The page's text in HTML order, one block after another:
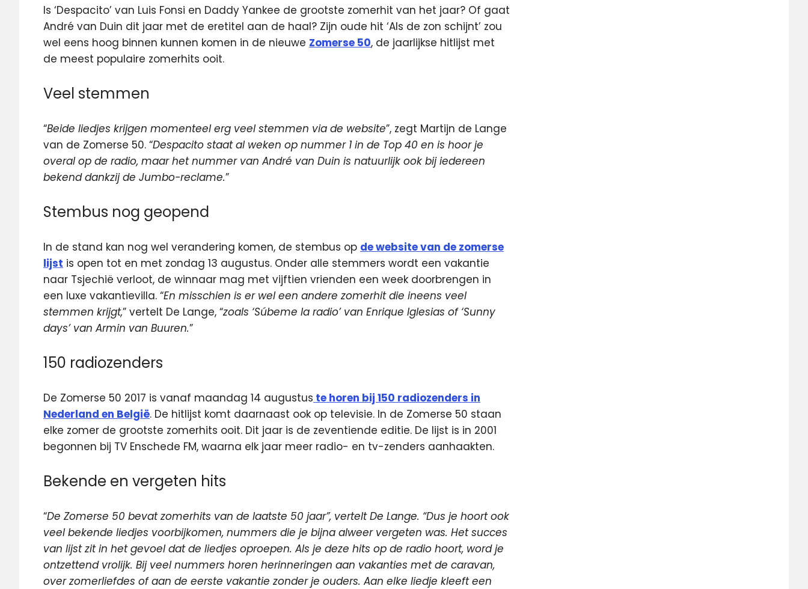
Is ‘Despacito’ van Luis Fonsi en Daddy Yankee de grootste zomerhit van het jaar? Of gaat
André van Duin dit jaar met de eretitel aan de haal? Zijn oude hit ‘Als de zon schijnt’ zou
wel eens hoog binnen kunnen komen in de nieuwe Zomerse 50, de jaarlijkse hitlijst met
de meest populaire zomerhits ooit.
Veel stemmen
“Beide liedjes krijgen momenteel erg veel stemmen via de website”, zegt Martijn de Lange
van de Zomerse 50. “Despacito staat al weken op nummer 1 in de Top 40 en is hoor je
overal op de radio, maar het nummer van André van Duin is natuurlijk ook bij iedereen
bekend dankzij de Jumbo-reclame.”
Stembus nog geopend
In de stand kan nog wel verandering komen, de stembus op de website van de zomerse
lijst is open tot en met zondag 13 augustus. Onder alle stemmers wordt een vakantie
naar Tsjechië verloot, de winnaar mag met vijftien vrienden een week doorbrengen in
een luxe vakantievilla. “En misschien is er wel een andere zomerhit die ineens veel
stemmen krijgt,” vertelt De Lange, “zoals ‘Súbeme la radio’ van Enrique Iglesias of ‘Sunny
days’ van Armin van Buuren.”
150 radiozenders
De Zomerse 50 2017 is vanaf maandag 14 augustus te horen bij 150 radiozenders in
Nederland en België. De hitlijst komt daarnaast ook op televisie. In de Zomerse 50 staan
elke zomer de grootste zomerhits ooit. Dit jaar is de zeventiende editie. De lijst is in 2001
begonnen bij TV Enschede FM, waarna elk jaar meer radio- en tv-zenders aanhaakten.
Bekende en vergeten hits
“De Zomerse 50 bevat zomerhits van de laatste 50 jaar”, vertelt De Lange. “Dus je hoort ook
veel bekende liedjes voorbijkomen, nummers die je bijna alweer vergeten was. Het succes
van lijst zit in het gevoel dat de liedjes oproepen. Als je deze hits op de radio hoort, word je
ontzettend vrolijk. Bij veel nummers horen herinneringen aan vakanties met de caravan,
over zomerliefdes of aan de eerste vakantie zonder je ouders. Aan elke liedje kleeft een